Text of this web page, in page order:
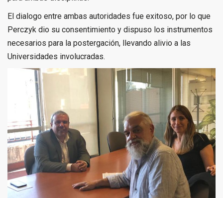
El dialogo entre ambas autoridades fue exitoso, por lo que
Perczyk dio su consentimiento y dispuso los instrumentos
necesarios para la postergación, llevando alivio a las
Universidades involucradas.